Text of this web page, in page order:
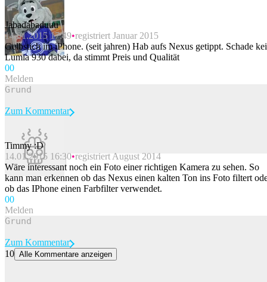
Jabadabaduuu
14.01.2015 17:49 registriert Januar 2015
Gelbstich im iPhone. (seit jahren) Hab aufs Nexus getippt. Schade
Lumia 930 dabei, da stimmt Preis und Qualität
00
Melden
Beitrag melden
Zum Kommentar
Timmy :D
14.01.2015 16:30 registriert August 2014
Wäre interessant noch ein Foto einer richtigen Kamera zu sehen. So
kann man erkennen ob das Nexus einen kalten Ton ins Foto filtert
ob das IPhone einen Farbfilter verwendet.
00
Melden
Zum Kommentar
10 Alle Kommentare anzeigen